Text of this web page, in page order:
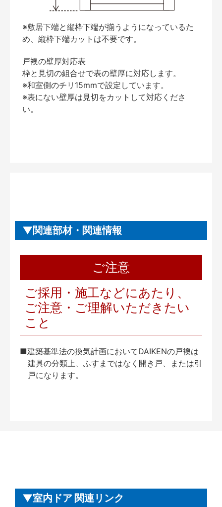
※敷居下端と縦枠下端が揃うようになっているた
め、縦枠下端カットは不要です。
戸襖の壁厚対応表
枠と見切の組合せで表の壁厚に対応します。
※和室側のチリ15mmで設定しています。
※表にない壁厚は見切をカットして対応くださ
い。
関連部材・関連情報
ご注意
ご採用・施工などにあたり、
ご注意・ご理解いただきたい
こと
■建築基準法の換気計画においてDAIKENの戸襖は
建具の分類上、ふすまではなく開き戸、または引
戸になります。
室内ドア 関連リンク